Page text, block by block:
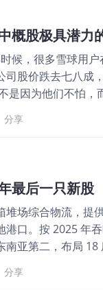
机制B，公开发
公司、摩根士丹
金公司近2年保荐
首日上涨率是
绩还不错。 一
基金、思柏投资
资产、澳大利亚
WT 资产管理、奇
计划投资委员会、
数的49.12%，
解决方案提供商，
速（400G及以上
概股极具潜力
候，很多雪球用
股价跌去七八成
是因为他们不怕
最悲观时期建仓
规律在投资里反
。 市场上的低估
值得追。 另一种
，也是机会所在
真正值得买的那
一家新能源车险
越稳定、数据越
接嵌进了特斯拉
主在车企App里
分享
最后一只新股
场综合物流，提
口。按 2025 年
亚第二，布局
为主。 公司6月30
港元，市值9.65
分享